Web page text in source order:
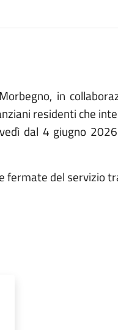
in
residenti che
dal 4 giugno
fermate del servizio